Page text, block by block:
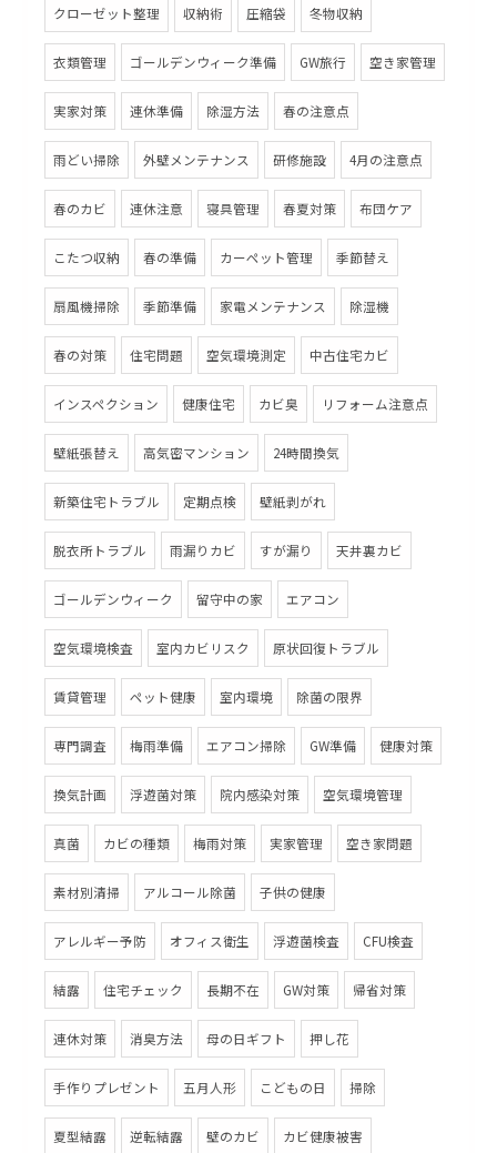
クローゼット整理 収納術 圧縮袋 冬物収納
衣類管理 ゴールデンウィーク準備 GW旅行 空き家管理
実家対策 連休準備 除湿方法 春の注意点
雨どい掃除 外壁メンテナンス 研修施設 4月の注意点
春のカビ 連休注意 寝具管理 春夏対策 布団ケア
こたつ収納 春の準備 カーペット管理 季節替え
扇風機掃除 季節準備 家電メンテナンス 除湿機
春の対策 住宅問題 空気環境測定 中古住宅カビ
インスペクション 健康住宅 カビ臭 リフォーム注意点
壁紙張替え 高気密マンション 24時間換気
新築住宅トラブル 定期点検 壁紙剥がれ
脱衣所トラブル 雨漏りカビ すが漏り 天井裏カビ
ゴールデンウィーク 留守中の家 エアコン
空気環境検査 室内カビリスク 原状回復トラブル
賃貸管理 ペット健康 室内環境 除菌の限界
専門調査 梅雨準備 エアコン掃除 GW準備 健康対策
換気計画 浮遊菌対策 院内感染対策 空気環境管理
真菌 カビの種類 梅雨対策 実家管理 空き家問題
素材別清掃 アルコール除菌 子供の健康
アレルギー予防 オフィス衛生 浮遊菌検査 CFU検査
結露 住宅チェック 長期不在 GW対策 帰省対策
連休対策 消臭方法 母の日ギフト 押し花
手作りプレゼント 五月人形 こどもの日 掃除
夏型結露 逆転結露 壁のカビ カビ健康被害